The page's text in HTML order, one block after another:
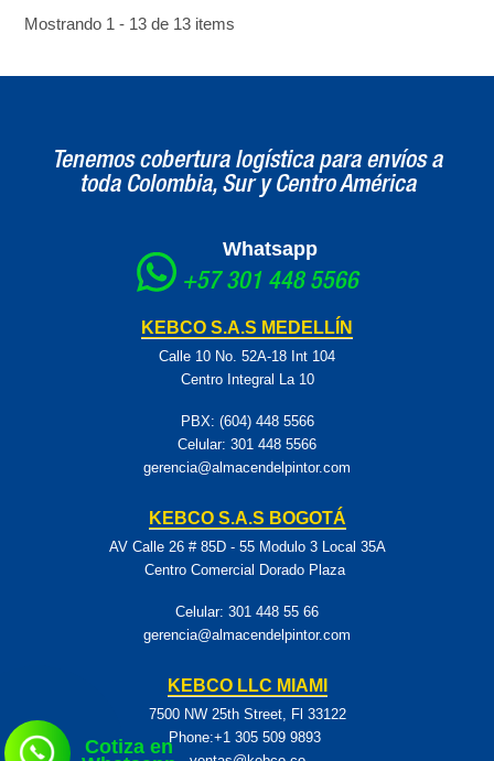
Cotiza en
Mostrando 1 - 13 de 13 items
Tenemos cobertura logística para envíos a
toda Colombia, Sur y Centro América
Whatsapp
+57 301 448 5566
KEBCO S.A.S MEDELLÍN
Calle 10 No. 52A-18 Int 104
Centro Integral La 10
PBX: (604) 448 5566
Celular: 301 448 5566
gerencia@almacendelpintor.com
KEBCO S.A.S BOGOTÁ
AV Calle 26 # 85D - 55 Modulo 3 Local 35A
Centro Comercial Dorado Plaza
Celular: 301 448 55 66
gerencia@almacendelpintor.com
KEBCO LLC MIAMI
7500 NW 25th Street, Fl 33122
Phone:+1 305 509 9893